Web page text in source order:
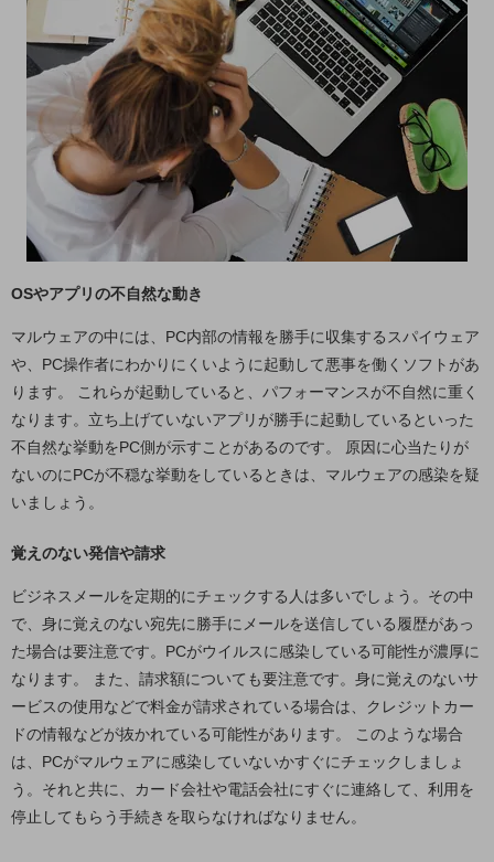
運用管理
業務支援・マーケティング
災害対策・BCP
課題・ニーズで探す
課題・ニーズで探すTOP
コミュニケーション・情報共有
マーケティング
災害対策
職場環境整備
地域共創・地方創生
セキュリティ対策
遠隔監視
顧客体験（CX）改善
自動化・省電化
人材不足解消
業種・業態で探す
業種・業態で探すTOP
一次産業
医療・介護
OSやアプリの不自然な動き
マルウェアの中には、PC内部の情報を勝手に収集するスパイウェア
や、PC操作者にわかりにくいように起動して悪事を働くソフトがあ
ります。 これらが起動していると、パフォーマンスが不自然に重く
なります。立ち上げていないアプリが勝手に起動しているといった
不自然な挙動をPC側が示すことがあるのです。 原因に心当たりが
ないのにPCが不穏な挙動をしているときは、マルウェアの感染を疑
いましょう。
覚えのない発信や請求
ビジネスメールを定期的にチェックする人は多いでしょう。その中
で、身に覚えのない宛先に勝手にメールを送信している履歴があっ
た場合は要注意です。PCがウイルスに感染している可能性が濃厚に
なります。 また、請求額についても要注意です。身に覚えのないサ
ービスの使用などで料金が請求されている場合は、クレジットカー
ドの情報などが抜かれている可能性があります。 このような場合
は、PCがマルウェアに感染していないかすぐにチェックしましょ
う。それと共に、カード会社や電話会社にすぐに連絡して、利用を
停止してもらう手続きを取らなければなりません。